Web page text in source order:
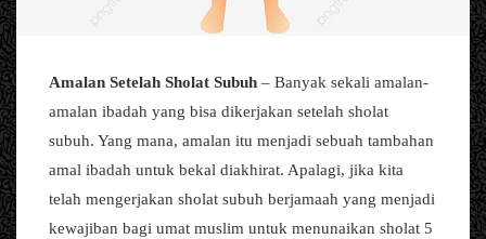
Amalan Setelah Sholat Subuh – Banyak sekali amalan-
amalan ibadah yang bisa dikerjakan setelah sholat
subuh. Yang mana, amalan itu menjadi sebuah tambahan
amal ibadah untuk bekal diakhirat. Apalagi, jika kita
telah mengerjakan sholat subuh berjamaah yang menjadi
kewajiban bagi umat muslim untuk menunaikan sholat 5